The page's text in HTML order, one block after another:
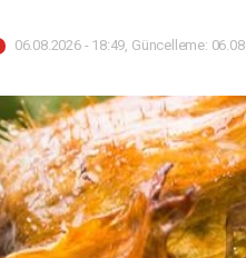
06.08.2026 - 18:49, Güncelleme: